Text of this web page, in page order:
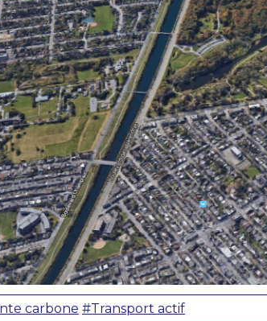
carbone #Transport actif